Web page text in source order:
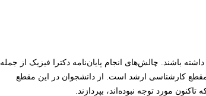
باشند. چالش‌های انجام پایان‌نامه دکترا فیزیک از جمله
مقطع کارشناسی ارشد است. از دانشجوان در این مقطع
مورد توجه نبوده‌اند، بپردازند.